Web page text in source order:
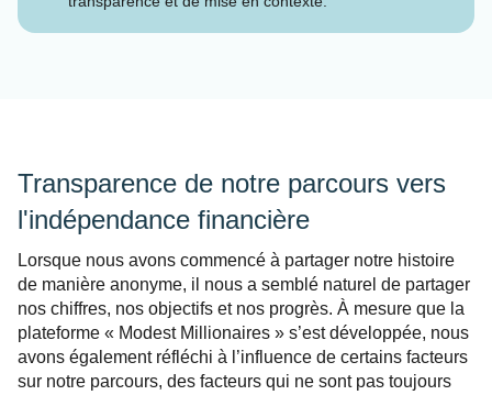
Transparence de notre parcours vers
l'indépendance financière
Lorsque nous avons commencé à partager notre histoire
de manière anonyme, il nous a semblé naturel de partager
nos chiffres, nos objectifs et nos progrès. À mesure que la
plateforme « Modest Millionaires » s’est développée, nous
avons également réfléchi à l’influence de certains facteurs
sur notre parcours, des facteurs qui ne sont pas toujours